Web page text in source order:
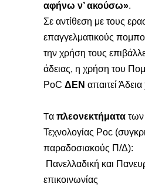
αφήνω ν’ ακούσω».
Σε αντίθεση με τους
επαγγελματικούς
την χρήση τους
άδειας, η χρήση του
PoC ΔΕΝ απαιτεί
Τα πλεονεκτήματα
Τεχνολογίας Poc
παραδοσιακούς Π/Δ):
Πανελλαδική και
επικοινωνίας